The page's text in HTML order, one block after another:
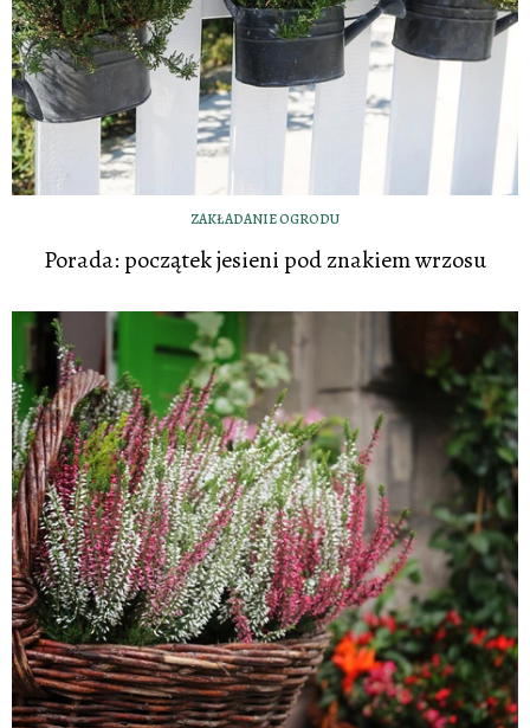
ZAKŁADANIE OGRODU
Porada: początek jesieni pod znakiem wrzosu